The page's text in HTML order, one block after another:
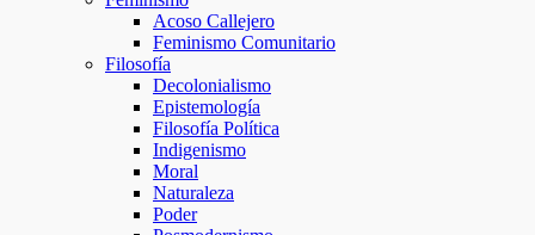
Acoso Callejero
Feminismo Comunitario
Filosofía
Decolonialismo
Epistemología
Filosofía Política
Indigenismo
Moral
Naturaleza
Poder